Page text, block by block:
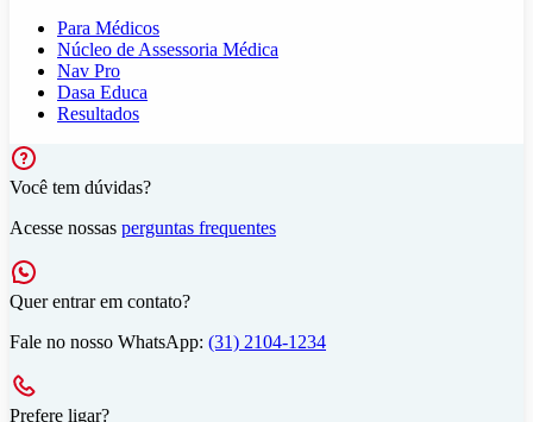
Para Médicos
Núcleo de Assessoria Médica
Nav Pro
Dasa Educa
Resultados
Você tem dúvidas?
Acesse nossas perguntas frequentes
Quer entrar em contato?
Fale no nosso WhatsApp: (31) 2104-1234
Prefere ligar?